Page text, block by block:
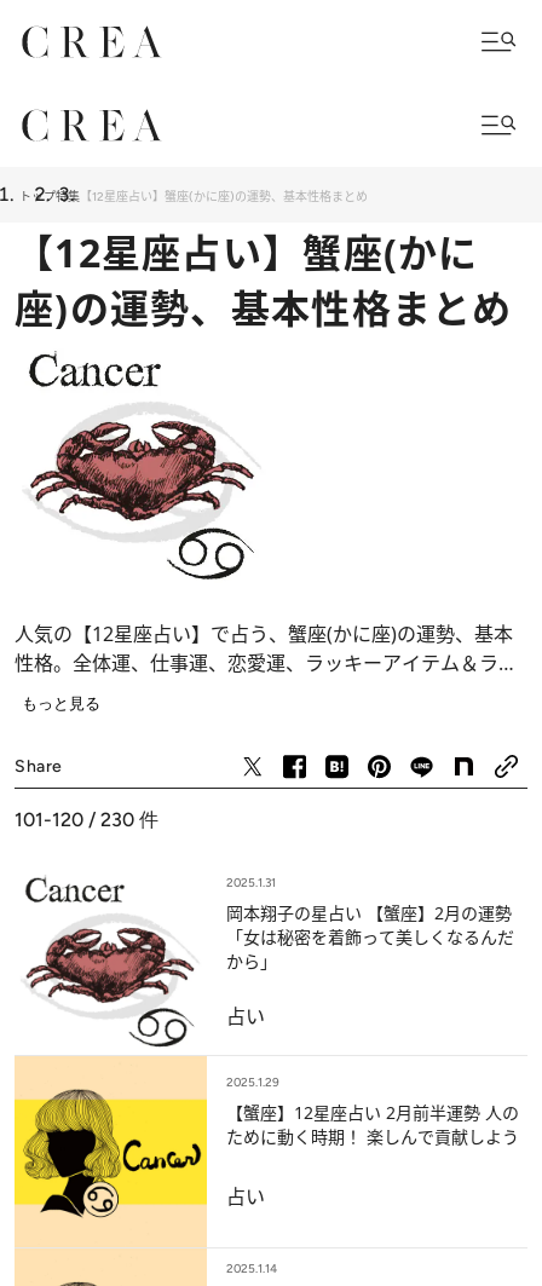
トップ特集 【12星座占い】蟹座(かに座)の運勢、基本性格まとめ
【12星座占い】蟹座(かに
座)の運勢、基本性格まとめ
人気の【12星座占い】で占う、蟹座(かに座)の運勢、基本
性格。全体運、仕事運、恋愛運、ラッキーアイテム＆ラッ
キーデー……あなたの運命が分かります。
もっと見る
Share
101-120 / 230 件
2025.1.31
岡本翔子の星占い 【蟹座】2月の運勢
「女は秘密を着飾って美しくなるんだ
から」
占い
2025.1.29
【蟹座】12星座占い 2月前半運勢 人の
ために動く時期！ 楽しんで貢献しよう
占い
2025.1.14